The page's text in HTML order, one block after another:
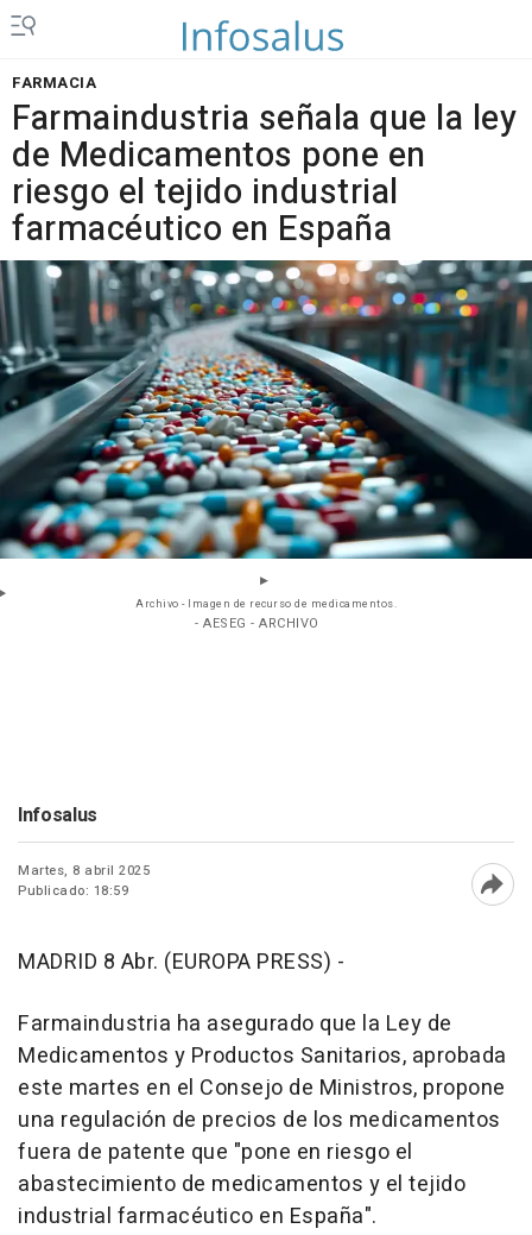
FARMACIA
Farmaindustria señala que la ley
de Medicamentos pone en
riesgo el tejido industrial
farmacéutico en España
Archivo - Imagen de recurso de medicamentos.
- AESEG - ARCHIVO
Infosalus
Martes, 8 abril 2025
Publicado: 18:59
MADRID 8 Abr. (EUROPA PRESS) -
Farmaindustria ha asegurado que la Ley de
Medicamentos y Productos Sanitarios, aprobada
este martes en el Consejo de Ministros, propone
una regulación de precios de los medicamentos
fuera de patente que "pone en riesgo el
abastecimiento de medicamentos y el tejido
industrial farmacéutico en España".